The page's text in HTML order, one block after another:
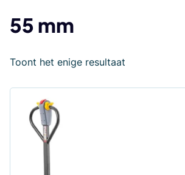
55 mm
Toont het enige resultaat
Dit
product
heeft
meerdere